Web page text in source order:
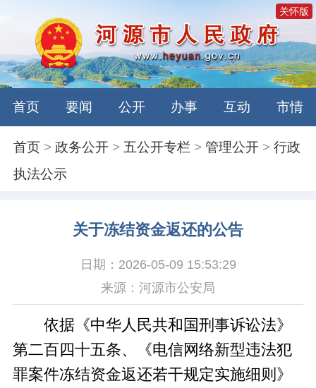
关怀版
首页 要闻 公开 办事 互动 市情
首页 >政务公开 > 五公开专栏 >管理公开 >行政
执法公示
关于冻结资金返还的公告
日期：2026-05-09 15:53:29
来源：河源市公安局
依据《中华人民共和国刑事诉讼法》
第二百四十五条、《电信网络新型违法犯
罪案件冻结资金返还若干规定实施细则》